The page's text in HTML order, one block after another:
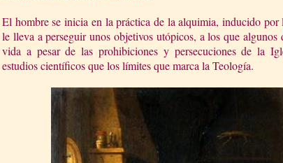
El hombre se inicia en la práctica de la alquimia, inducido
le lleva a perseguir unos objetivos utópicos, a los que algunos
vida a pesar de las prohibiciones y persecuciones dela
estudios científicos que los límites que marca la Teología.